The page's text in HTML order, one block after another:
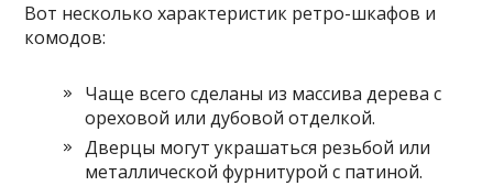
Вот несколько характеристик ретро-шкафов и
комодов:
Чаще всего сделаны из массива дерева с
ореховой или дубовой отделкой.
Дверцы могут украшаться резьбой или
металлической фурнитурой с патиной.